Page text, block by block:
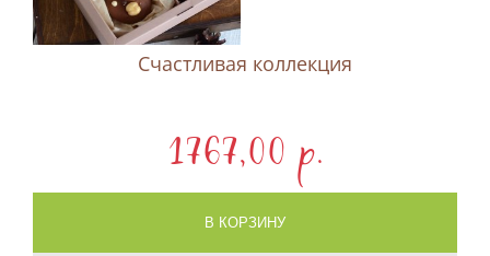
Счастливая коллекция
1767,00 p.